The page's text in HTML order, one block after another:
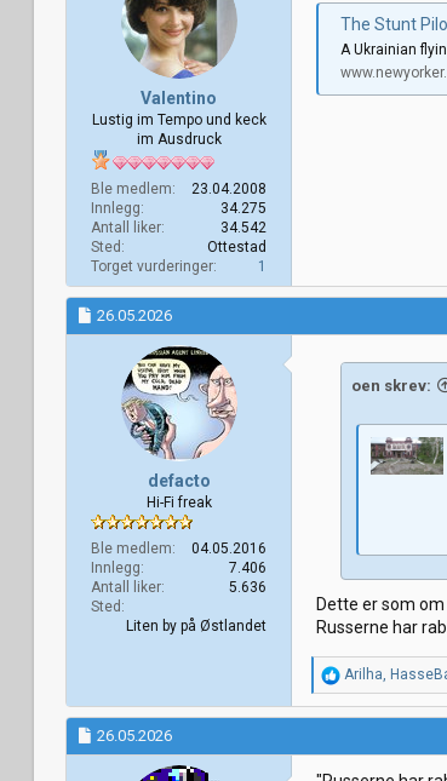
Valentino
Lustig im Tempo und keck
im Ausdruck
Ble medlem
23.04.2008
Innlegg
34.275
Antall liker
34.542
Sted
Ottestad
Torget vurderinger
1
The Stunt
A Ukrainian
26.05.2026
defacto
Hi-Fi freak
Ble medlem
04.05.2016
Innlegg
7.406
Antall liker
5.636
Sted
Liten by på Østlandet
oen skrev:
Dette er som
Russerne har
R
e
a
Arilha
26.05.2026